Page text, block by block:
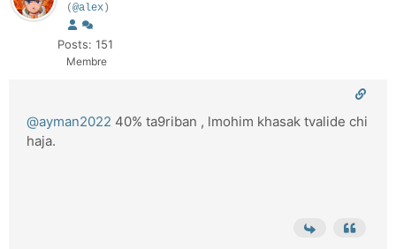
(@alex)
Posts: 151
Membre
@ayman2022 40% ta9riban , lmohim khasak tvalide chi
haja.